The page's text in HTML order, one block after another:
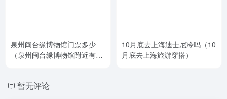
泉州闽台缘博物馆门票多少
（泉州闽台缘博物馆附近有什
10月底去上海迪士尼冷吗（10
月底去上海旅游穿搭）
暂无评论